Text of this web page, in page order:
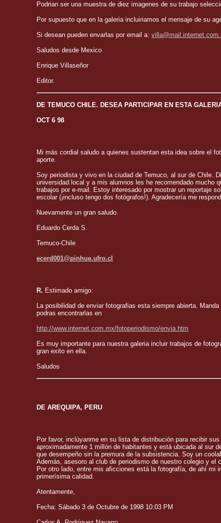
Podrian ser una muestra de diez imagenes de su trabajo
Por supuesto que en la galeria incluiriamos el mensaje de su
Si desean pueden envarlas por email a:
Saludos desde Mexico
Enrique Villaseñor
Editor.
DE TEMUCO CHILE. DESEA PARTICIPAR EN ESTA
OCT 6 98
Mi más cordial saludo a quienes sustentan esta idea sobre el
aporte.
Soy periodista y vivo en la ciudad de Temuco, al sur de Chile.
universidad local y a mis alumnos les he recomendado mucho
trabajos por e-mail. Estoy interesado por mostrar un reportaje
escolar (¡incluso tengo dos fotógrafos!). Agradecería me
Nuevamente un gran saludo.
Eduardo Cerda S.
Temuco-Chile
ecerd001@pinhue.ufro.cl
R. Estimado amigo:
La posibilidad de enviar fotografias esta siempre abierta.
podras encontrarlas en
http://www.internet.com.mx/fotoperiodismo/envia.htm
Es muy importante para nuestra galeria incluir trabajos de
gran exito en ella.
Saludos
DE AREQUIPA, PERU
Por favor, inclúyanme en su lista de distribución para recibir
aproximadamente 1 millón de habitantes y está ubicada al sur
que desempeño sin la premura de la subsistencia. Soy un
Además, asesoro al club de periodismo de nuestro colegio y
Por otro lado, entre mis aficciones está la fotografía, de ahí mi
primerísima calidad.
Atentamente,
Fecha: Sábado 3 de Octubre de 1998 10:03 PM